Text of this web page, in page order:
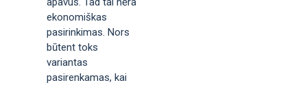
ekonomiškas
pasirinkimas. Nors
būtent toks
variantas
pasirenkamas, kai